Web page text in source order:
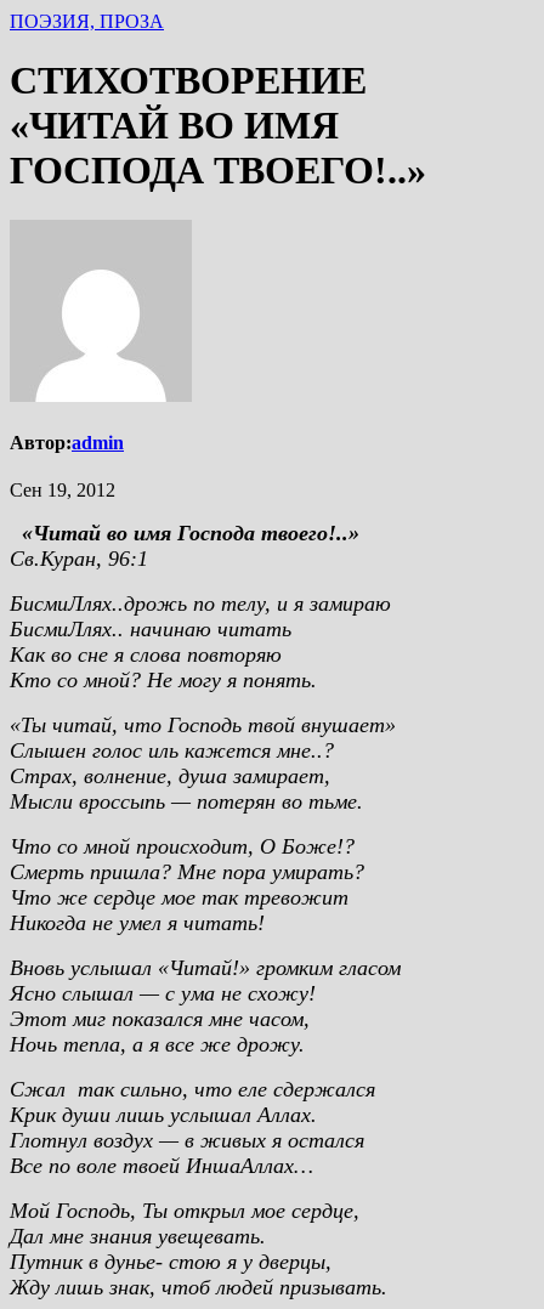
ПОЭЗИЯ, ПРОЗА
СТИХОТВОРЕНИЕ
«ЧИТАЙ ВО ИМЯ
ГОСПОДА ТВОЕГО!..»
Автор:admin
Сен 19, 2012
«Читай во имя Господа твоего!..»
Св.Куран, 96:1
БисмиЛлях..дрожь по телу, и я замираю
БисмиЛлях.. начинаю читать
Как во сне я слова повторяю
Кто со мной? Не могу я понять.
«Ты читай, что Господь твой внушает»
Слышен голос иль кажется мне..?
Страх, волнение, душа замирает,
Мысли вроссыпь — потерян во тьме.
Что со мной происходит, О Боже!?
Смерть пришла? Мне пора умирать?
Что же сердце мое так тревожит
Никогда не умел я читать!
Вновь услышал «Читай!» громким гласом
Ясно слышал — с ума не схожу!
Этот миг показался мне часом,
Ночь тепла, а я все же дрожу.
Сжал так сильно, что еле сдержался
Крик души лишь услышал Аллах.
Глотнул воздух — в живых я остался
Все по воле твоей ИншаАллах…
Мой Господь, Ты открыл мое сердце,
Дал мне знания увещевать.
Путник в дунье- стою я у дверцы,
Жду лишь знак, чтоб людей призывать.